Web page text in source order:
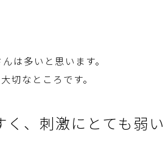
は多いと思います。
切なところです。
、刺激にとても弱